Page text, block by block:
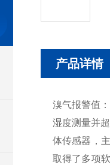
产品详情
溴气报警值
湿度测量并
体传感器，
取得了多项